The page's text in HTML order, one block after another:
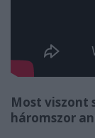
Most viszont
háromszor